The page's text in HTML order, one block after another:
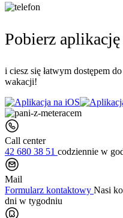
Pobierz
i ciesz się łatwym dostępem
wakacji!
Call center
42 680 38 51 codziennie w
Mail
Formularz kontaktowy Nasi
dni w tygodniu